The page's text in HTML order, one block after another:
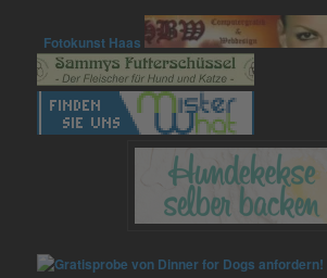
Fotokunst Haas